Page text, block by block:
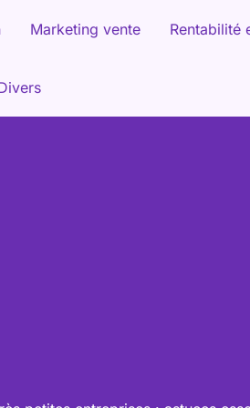
Marketing vente Rentabilité